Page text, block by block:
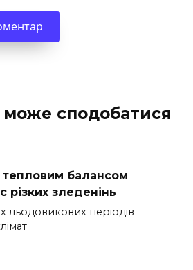
сподобатися
тепловим балансом
різких зледенінь
льодовикових періодів